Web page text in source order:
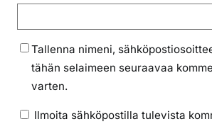
Tallenna nimeni,
tähän selaimeen seuraavaa
varten.
Ilmoita sähköpostilla tulevista